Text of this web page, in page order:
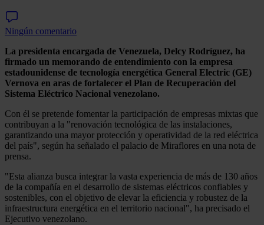
Ningún comentario
La presidenta encargada de Venezuela, Delcy Rodríguez, ha
firmado un memorando de entendimiento con la empresa
estadounidense de tecnología energética General Electric (GE)
Vernova en aras de fortalecer el Plan de Recuperación del
Sistema Eléctrico Nacional venezolano.
Con él se pretende fomentar la participación de empresas mixtas que
contribuyan a la "renovación tecnológica de las instalaciones,
garantizando una mayor protección y operatividad de la red eléctrica
del país", según ha señalado el palacio de Miraflores en una nota de
prensa.
"Esta alianza busca integrar la vasta experiencia de más de 130 años
de la compañía en el desarrollo de sistemas eléctricos confiables y
sostenibles, con el objetivo de elevar la eficiencia y robustez de la
infraestructura energética en el territorio nacional", ha precisado el
Ejecutivo venezolano.